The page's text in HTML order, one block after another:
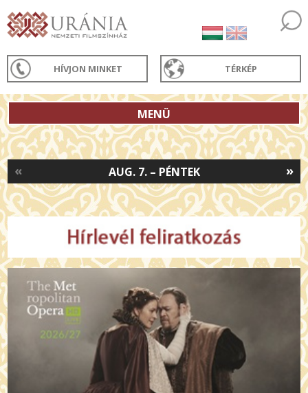
HÍVJON MINKET TÉRKÉP
MENÜ
»
AUG. 7. – PÉNTEK
«